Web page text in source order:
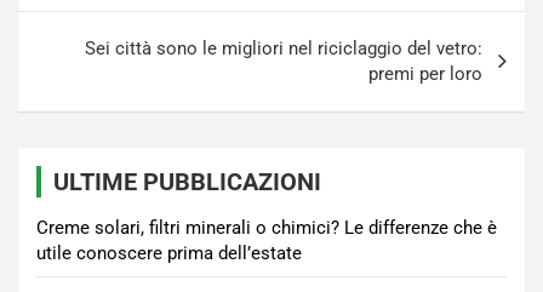
Sei città sono le migliori nel riciclaggio del vetro:
premi per loro
ULTIME PUBBLICAZIONI
Creme solari, filtri minerali o chimici? Le differenze che è
utile conoscere prima dell’estate